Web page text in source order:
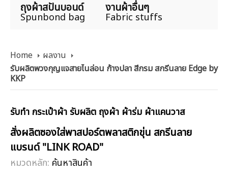
ถุงผ้าสปันบอนด์
Spunbond bag
งานผ้าอื่นๆ
Fabric stuffs
Home
ผลงาน
รับผลิตพวงกุญแจสายไนล่อน ก้างปลา สีกรม สกรีนลาย Edge by
KKP
รับทำ กระเป๋าผ้า รับผลิต ถุงผ้า ผ้าร่ม ผ้าแคนวาส
สั่งผลิตซองใส่พาสปอร์ตพลาสติกขุ่น สกรีนลาย
แบรนด์ "LINK ROAD"
หมวดหลัก: ค้นหาสินค้า